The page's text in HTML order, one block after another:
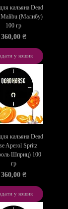
кальяна Dead
Malibu (Малибу)
100 гр
Ціна
360,00 ₴
у кошик
кальяна Dead
Aperol Spritz
Шприц) 100
гр
Ціна
360,00 ₴
у кошик